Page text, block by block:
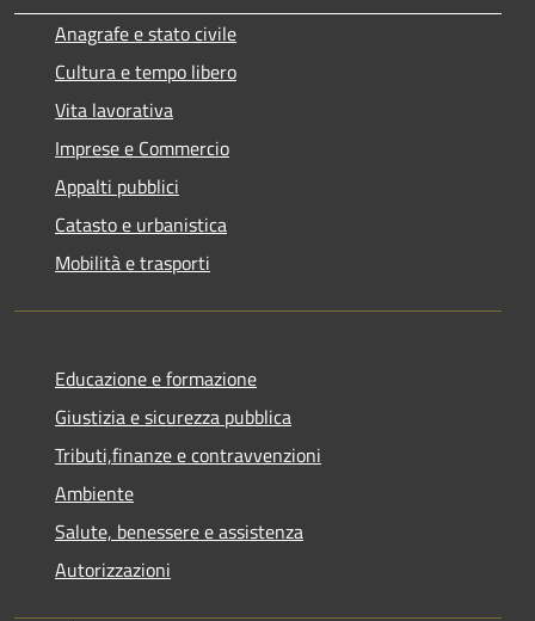
Anagrafe e stato civile
Cultura e tempo libero
Vita lavorativa
Imprese e Commercio
Appalti pubblici
Catasto e urbanistica
Mobilità e trasporti
Educazione e formazione
Giustizia e sicurezza pubblica
Tributi,finanze e contravvenzioni
Ambiente
Salute, benessere e assistenza
Autorizzazioni